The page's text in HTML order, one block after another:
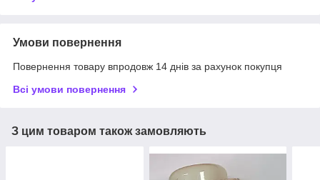
Умови повернення
Повернення товару впродовж 14 днів за рахунок покупця
Всі умови повернення
З цим товаром також замовляють